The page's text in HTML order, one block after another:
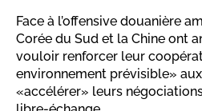
Face à l’offensive douanière
Corée du Sud et la Chine ont
vouloir renforcer leur
environnement prévisible»
«accélérer» leurs